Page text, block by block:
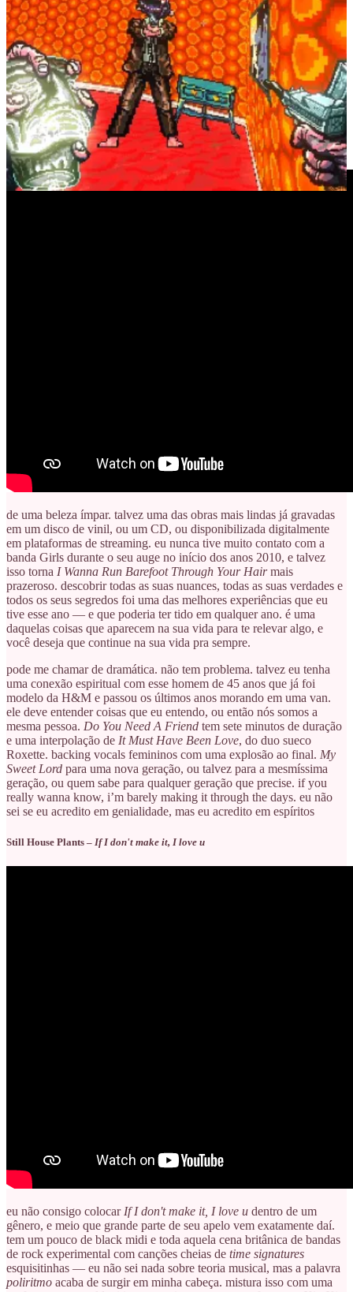
esse ano eu também joguei muitoUFO 50,fecheiBem Feito
completeiMetroid Prime, joguei a tradução deBoku no
Natsuyasumi 2: Umi no Bouken-hendurante o mês de agosto e
passei uma semana inteira obcecada comVideoball. não me
arrependo de nada
os melhores discos de 2024
Christopher Owens –I Wanna Run Barefoot Through Your Hair
de uma beleza ímpar. talvez uma das obras mais lindas já gravadas
em um disco de vinil, ou um CD, ou disponibilizada digitalmente
em plataformas de streaming. eu nunca tive muito contato com a
banda Girls durante o seu auge no início dos anos 2010, e talvez
isso torna I Wanna Run Barefoot Through Your Hairmais
prazeroso. descobrir todas as suas nuances, todas as suas verdades e
todos os seus segredos foi uma das melhores experiências que eu
tive esse ano — e que poderia ter tido em qualquer ano. é uma
daquelas coisas que aparecem na sua vida para te relevar algo, e
você deseja que continue na sua vida pra sempre.
pode me chamar de dramática. não tem problema. talvez eu tenha
uma conexão espiritual com esse homem de 45 anos que já foi
modelo da H&M e passou os últimos anos morando em uma van.
ele deve entender coisas que eu entendo, ou então nós somos a
mesma pessoa. Do You Need A Friend tem sete minutos de duração
e uma interpolação de It Must Have Been Love, do duo sueco
Roxette. backing vocals femininos com uma explosão ao final. My
Sweet Lord para uma nova geração, ou talvez para a mesmíssima
geração, ou quem sabe para qualquer geração que precise. if you
really wanna know, i’m barely making it through the days. eu não
sei se eu acredito em genialidade, mas eu acredito em espíritos
Still House Plants – If I don't make it, I love u
eu não consigo colocar If I don't make it, I love u dentro de um
gênero, e meio que grande parte de seu apelo vem exatamente daí.
tem um pouco de black midi e toda aquela cena britânica de bandas
de rock experimental com canções cheias de time signatures
esquisitinhas — eu não sei nada sobre teoria musical, mas a palavra
poliritmo acaba de surgir em minha cabeça. mistura isso com uma